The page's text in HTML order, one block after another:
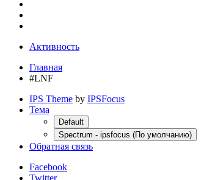
Активность
Главная
#LNF
IPS Theme by IPSFocus
Тема
Default
Spectrum - ipsfocus (По умолчанию)
Обратная связь
Facebook